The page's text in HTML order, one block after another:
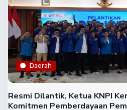
Daerah
Resmi Dilantik, Ketua KNPI
Komitmen Pemberdayaan